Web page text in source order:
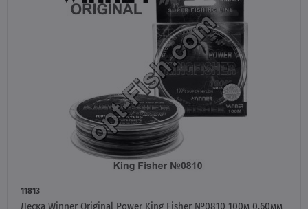
11813
Леска Winner Original Power King Fisher №0810 100м 0,60мм